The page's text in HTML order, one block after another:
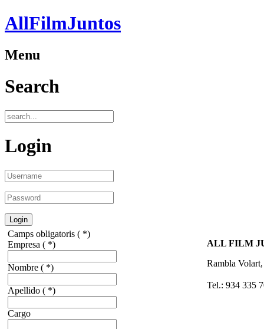
AllFilmJuntos
Menu
Search
Login
Camps obligatoris ( *)
Empresa ( *)
Nombre ( *)
Apellido ( *)
Cargo
ALL FILM
Rambla
Tel.: 934 335